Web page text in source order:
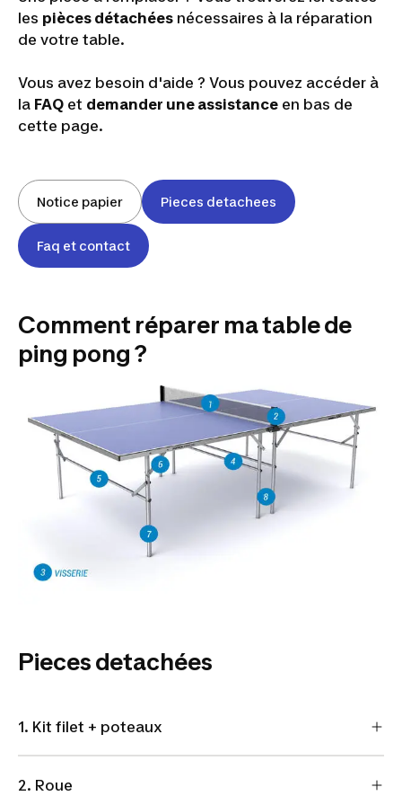
les pièces détachées nécessaires à la réparation
de votre table.
Vous avez besoin d'aide ? Vous pouvez accéder à
la FAQ et demander une assistance en bas de
cette page.
Notice papier Pieces detachees
Faq et contact
Comment réparer ma table de
ping pong ?
Pieces detachées
1. Kit filet + poteaux
2. Roue